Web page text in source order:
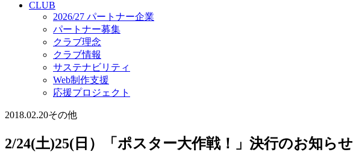
CLUB
2026/27 パートナー企業
パートナー募集
クラブ理念
クラブ情報
サステナビリティ
Web制作支援
応援プロジェクト
2018.02.20その他
2/24(土)25(日）「ポスター大作戦！」決行のお知らせ